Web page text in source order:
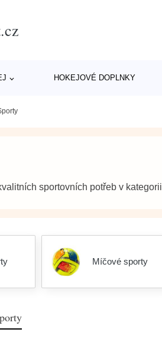
HOKEJOVÉ DOPLNKY
sportovních potřeb v kategorii
Míčové sporty